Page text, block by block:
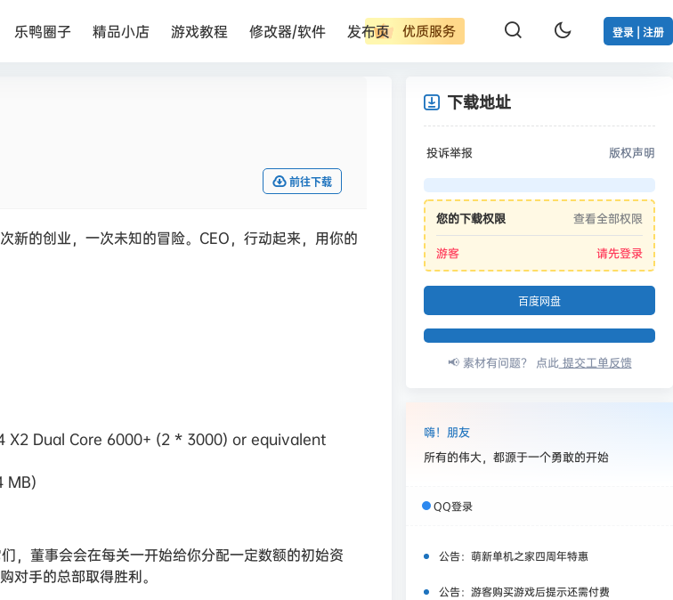
优质服务 登录 | 注册
乐鸭圈子 精品小店 游戏教程 修改器/软件 发布页
前往下载
新的创业，一次未知的冒险。CEO，行动起来，用你的
X2 Dual Core 6000+ (2 * 3000) or equivalent
MB)
，董事会会在每关一开始给你分配一定数额的初始资
对手的总部取得胜利。
下载地址
投诉举报 版权声明
您的下载权限 查看全部权限
游客 请先登录
百度网盘
📢 素材有问题？ 点此提交工单反馈
嗨！朋友
所有的伟大，都源于一个勇敢的开始
QQ登录
公告： 萌新单机之家四周年特惠
公告： 游客购买游戏后提示还需付费